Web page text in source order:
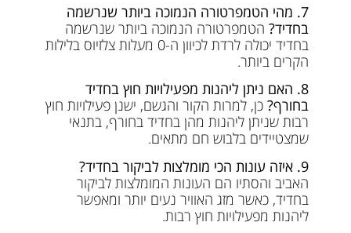
7. מהי הטמפרטורה הנמוכה ביותר שנרשמה
בחדיד? הטמפרטורה הנמוכה ביותר שנרשמה
בחדיד יכולה לרדת לכיוון ה-0 מעלות צלזיוס בלילות
הקרים ביותר.
8. האם ניתן ליהנות מפעילויות חוץ בחדיד
בחורף? כן, למרות הקור והגשם, ישנן פעילויות חוץ
רבות שניתן ליהנות מהן בחדיד בחורף, בתנאי
שמצטיידים בלבוש חם מתאים.
9. איזה עונות הכי מומלצות לביקור בחדיד?
האביב והסתיו הם העונות המומלצות לביקור
בחדיד, כאשר מזג האוויר נעים יותר ומאפשר
ליהנות מפעילויות חוץ רבות.